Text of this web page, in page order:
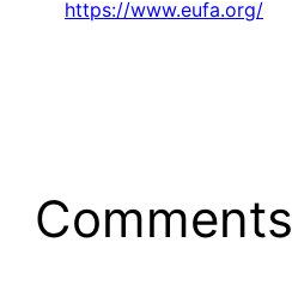
https://www.eufa.org/
Comments